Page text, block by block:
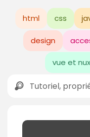
html css
design
vue et